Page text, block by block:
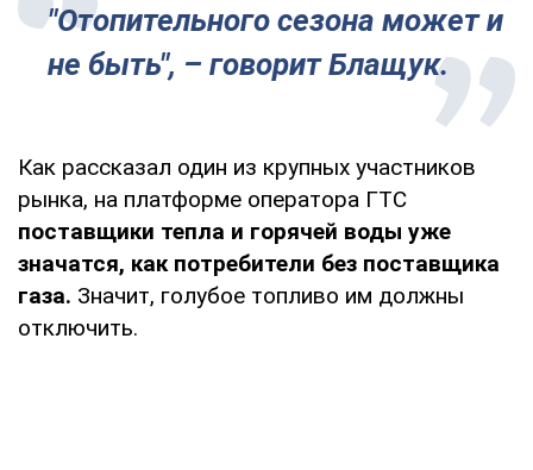
"Отопительного сезона может и
не быть", – говорит Блащук.
Как рассказал один из крупных участников
рынка, на платформе оператора ГТС
поставщики тепла и горячей воды уже
значатся, как потребители без поставщика
газа. Значит, голубое топливо им должны
отключить.